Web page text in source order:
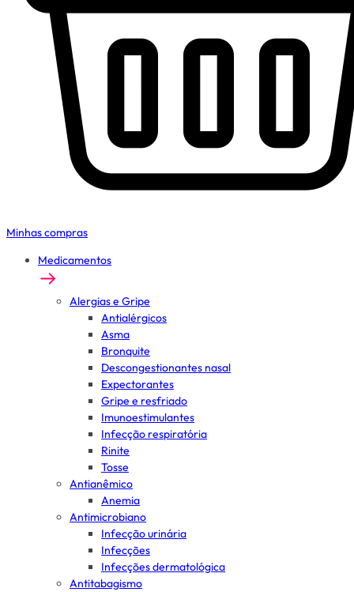
Minhas compras
Medicamentos
Alergias e Gripe
Antialérgicos
Asma
Bronquite
Descongestionantes nasal
Expectorantes
Gripe e resfriado
Imunoestimulantes
Infecção respiratória
Rinite
Tosse
Antianêmico
Anemia
Antimicrobiano
Infecção urinária
Infecções
Infecções dermatológica
Antitabagismo